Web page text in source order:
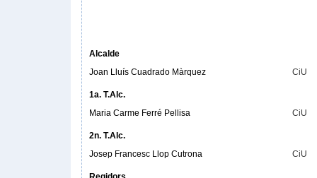
Alcalde
Joan Lluís Cuadrado Màrquez
CiU
1a. T.Alc.
Maria Carme Ferré Pellisa
CiU
2n. T.Alc.
Josep Francesc Llop Cutrona
CiU